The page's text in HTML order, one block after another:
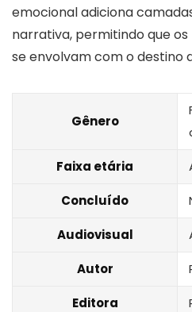
emocional adiciona
narrativa, permitindo que
se envolvam com o destino
Gênero
Faixa etária
Concluído
Audiovisual
Autor
Editora